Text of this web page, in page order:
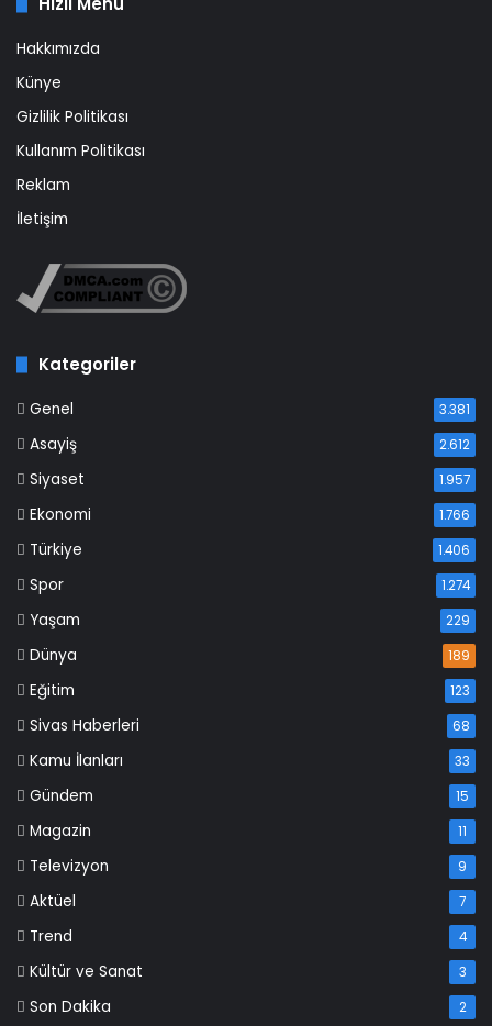
Hakkımızda
Künye
Gizlilik Politikası
Kullanım Politikası
Reklam
İletişim
Kategoriler
Genel 3.381
Asayiş 2.612
Siyaset 1.957
Ekonomi 1.766
Türkiye 1.406
Spor 1.274
Yaşam 229
Dünya 189
Eğitim 123
Sivas Haberleri 68
Kamu İlanları 33
Gündem 15
Magazin 11
Televizyon 9
Aktüel 7
Trend 4
Kültür ve Sanat 3
Son Dakika 2